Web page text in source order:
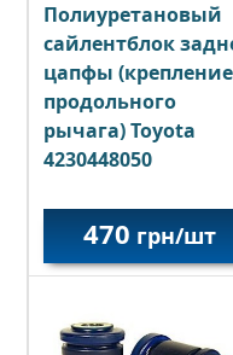
Полиуретановый
сайлентблок
цапфы (крепление
продольного
рычага) Toyota
4230448050
470 грн/шт